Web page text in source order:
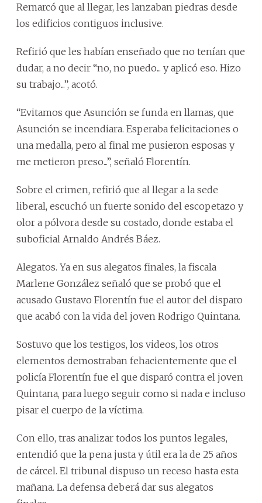
Remarcó que al llegar, les lanzaban piedras desde
los edificios contiguos inclusive.
Refirió que les habían enseñado que no tenían que
dudar, a no decir “no, no puedo... y aplicó eso. Hizo
su trabajo...”, acotó.
“Evitamos que Asunción se funda en llamas, que
Asunción se incendiara. Esperaba felicitaciones o
una medalla, pero al final me pusieron esposas y
me metieron preso...”, señaló Florentín.
Sobre el crimen, refirió que al llegar a la sede
liberal, escuchó un fuerte sonido del escopetazo y
olor a pólvora desde su costado, donde estaba el
suboficial Arnaldo Andrés Báez.
Alegatos. Ya en sus alegatos finales, la fiscala
Marlene González señaló que se probó que el
acusado Gustavo Florentín fue el autor del disparo
que acabó con la vida del joven Rodrigo Quintana.
Sostuvo que los testigos, los videos, los otros
elementos demostraban fehacientemente que el
policía Florentín fue el que disparó contra el joven
Quintana, para luego seguir como si nada e incluso
pisar el cuerpo de la víctima.
Con ello, tras analizar todos los puntos legales,
entendió que la pena justa y útil era la de 25 años
de cárcel. El tribunal dispuso un receso hasta esta
mañana. La defensa deberá dar sus alegatos